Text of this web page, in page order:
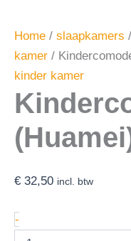
Home / slaapkamers /
kamer /
kinder kamer
€ 32,50 incl. btw
-